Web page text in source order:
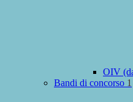
OIV
Bandi di concorso 1